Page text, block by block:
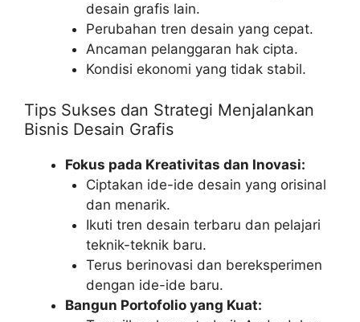
desain grafis lain.
Perubahan tren desain yang cepat.
Ancaman pelanggaran hak cipta.
Kondisi ekonomi yang tidak stabil.
Tips Sukses dan Strategi Menjalankan
Bisnis Desain Grafis
Fokus pada Kreativitas dan Inovasi:
Ciptakan ide-ide desain yang orisinal
dan menarik.
Ikuti tren desain terbaru dan pelajari
teknik-teknik baru.
Terus berinovasi dan bereksperimen
dengan ide-ide baru.
Bangun Portofolio yang Kuat: